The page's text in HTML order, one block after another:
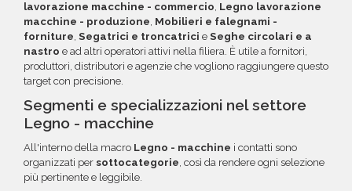
lavorazione macchine - commercio, Legno lavorazione
macchine - produzione, Mobilieri e falegnami -
forniture, Segatrici e troncatrici e Seghe circolari e a
nastro e ad altri operatori attivi nella filiera. È utile a fornitori,
produttori, distributori e agenzie che vogliono raggiungere questo
target con precisione.
Segmenti e specializzazioni nel settore
Legno - macchine
All'interno della macro Legno - macchine i contatti sono
organizzati per sottocategorie , così da rendere ogni selezione
più pertinente e leggibile.